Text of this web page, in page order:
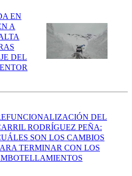
EN
A
DEL
DEL
RODRÍGUEZ PEÑA:
SON LOS CAMBIOS
TERMINAR CON LOS